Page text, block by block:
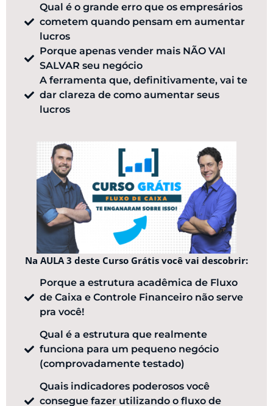
Qual é o grande erro que os empresários
cometem quando pensam em aumentar
lucros
Porque apenas vender mais NÃO VAI
SALVAR seu negócio
A ferramenta que, definitivamente, vai te
dar clareza de como aumentar seus
lucros
Na AULA 3 deste Curso Grátis você vai descobrir:
Porque a estrutura acadêmica de Fluxo
de Caixa e Controle Financeiro não serve
pra você!
Qual é a estrutura que realmente
funciona para um pequeno negócio
(comprovadamente testado)
Quais indicadores poderosos você
consegue fazer utilizando o fluxo de